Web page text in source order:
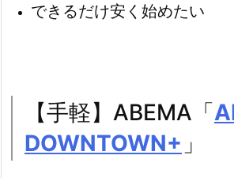
できるだけ安く始めたい
【手軽】ABEMA「
DOWNTOWN+ 」